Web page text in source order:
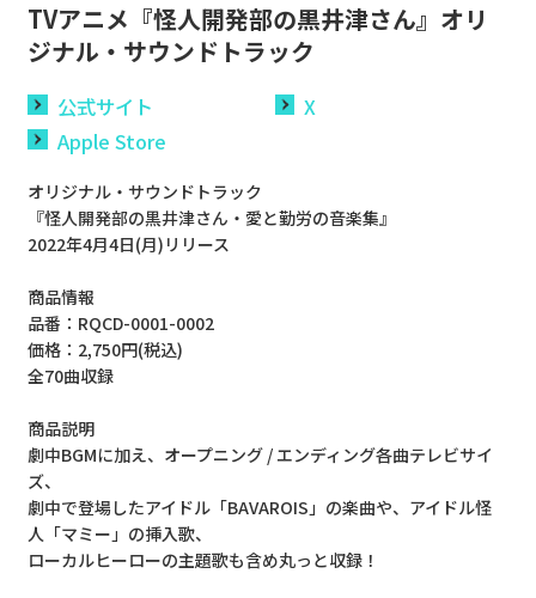
TVアニメ『怪人開発部の黒井津さん』オリ
ジナル・サウンドトラック
公式サイト
X
Apple Store
オリジナル・サウンドトラック
『怪人開発部の黒井津さん・愛と勤労の音楽集』
2022年4月4日(月)リリース
商品情報
品番：RQCD-0001-0002
価格：2,750円(税込)
全70曲収録
商品説明
劇中BGMに加え、オープニング / エンディング各曲テレビサイ
ズ、
劇中で登場したアイドル「BAVAROIS」の楽曲や、アイドル怪
人「マミー」の挿入歌、
ローカルヒーローの主題歌も含め丸っと収録！